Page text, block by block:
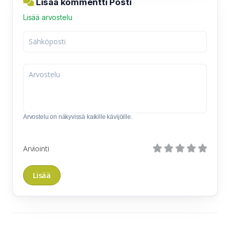
Lisää arvostelu
Arvostelu on näkyvissä kaikille kävijöille.
Arviointi